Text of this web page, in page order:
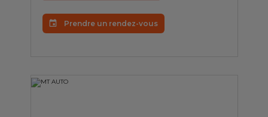
Prendre un rendez-vous